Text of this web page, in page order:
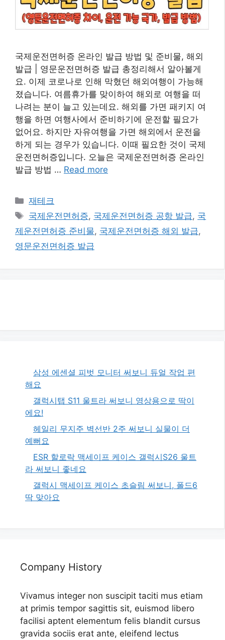
국제운전면허증 온라인 발급 방법 및 준비물, 해외
발급 | 영문운전면허증 발급 총정리해서 알아볼게
요. 이제 코로나로 인해 막혔던 해외여행이 가능해
졌습니다. 여름휴가를 맞이하여 해외로 여행을 떠
나려는 분이 늘고 있는데요. 해외를 가면 패키지 여
행을 하면 여행사에서 준비하기에 운전할 필요가
없어요. 하지만 자유여행을 가면 해외에서 운전을
하게 되는 경우가 있습니다. 이때 필요한 것이 국제
운전면허증입니다. 오늘은 국제운전면허증 온라인
발급 방법 … Read more
카
테
고
리
재테크
태
그
국제운전면허증, 국제운전면허증 공항 발급, 국
제운전면허증 준비물, 국제운전면허증 해외 발급,
영문운전면허증 발급
삼성 에센셜 피벗 모니터 써보니 듀얼 작업 편
해요
갤럭시탭 S11 울트라 써보니 영상용으로 딱이
에요!
헤일리 무지주 벽선반 2주 써보니 실물이 더
예뻐요
ESR 할로락 맥세이프 케이스 갤럭시S26 울트
라 써보니 좋네요
갤럭시 맥세이프 케이스 초슬림 써보니, 폴드6
딱 맞아요
Company History
Vivamus integer non suscipit taciti mus etiam
at primis tempor sagittis sit, euismod libero
facilisi aptent elementum felis blandit cursus
gravida sociis erat ante, eleifend lectus